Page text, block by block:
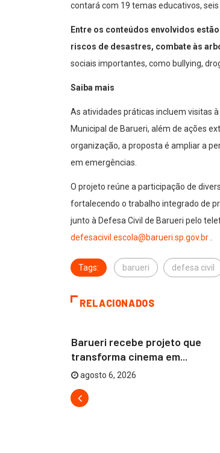
contará com 19 temas educativos,
Entre os conteúdos envolvidos
riscos de desastres, combate às
sociais importantes, como bullying,
Saiba mais
As atividades práticas incluem visitas
Municipal de Barueri, além de ações
organização, a proposta é ampliar a
em emergências.
O projeto reúne a participação de
fortalecendo o trabalho integrado de
junto à Defesa Civil de Barueri pelo
defesacivil.escola@barueri.sp.gov.br
Tags: barueri defesa civil
RELACIONADOS
Barueri recebe projeto que
transforma cinema em...
agosto 6, 2026